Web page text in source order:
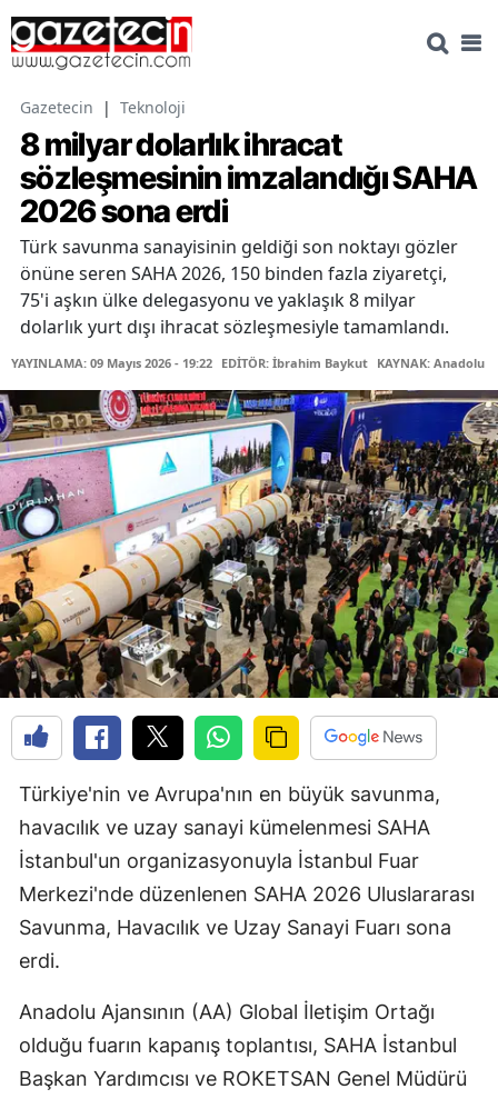
Gazetecin | Teknoloji
8 milyar dolarlık ihracat
sözleşmesinin imzalandığı SAHA
2026 sona erdi
Türk savunma sanayisinin geldiği son noktayı gözler
önüne seren SAHA 2026, 150 binden fazla ziyaretçi,
75'i aşkın ülke delegasyonu ve yaklaşık 8 milyar
dolarlık yurt dışı ihracat sözleşmesiyle tamamlandı.
YAYINLAMA: 09 Mayıs 2026 - 19:22 EDİTÖR: İbrahim Baykut KAYNAK: Anadolu
Türkiye'nin ve Avrupa'nın en büyük savunma,
havacılık ve uzay sanayi kümelenmesi SAHA
İstanbul'un organizasyonuyla İstanbul Fuar
Merkezi'nde düzenlenen SAHA 2026 Uluslararası
Savunma, Havacılık ve Uzay Sanayi Fuarı sona
erdi.
Anadolu Ajansının (AA) Global İletişim Ortağı
olduğu fuarın kapanış toplantısı, SAHA İstanbul
Başkan Yardımcısı ve ROKETSAN Genel Müdürü